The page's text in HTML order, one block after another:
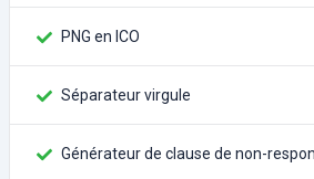
PNG en ICO
Séparateur virgule
Générateur de clause de non-